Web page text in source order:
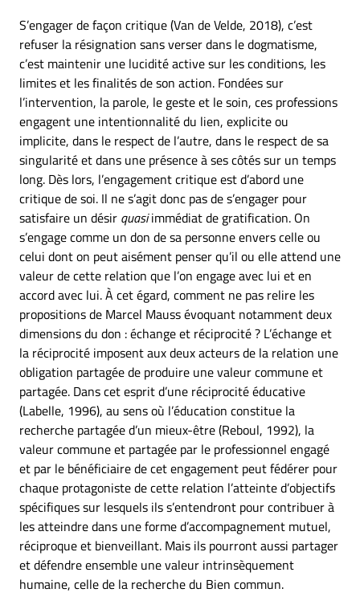
S’engager de façon critique (Van de Velde, 2018), c’est
refuser la résignation sans verser dans le dogmatisme,
c’est maintenir une lucidité active sur les conditions, les
limites et les finalités de son action. Fondées sur
l’intervention, la parole, le geste et le soin, ces professions
engagent une intentionnalité du lien, explicite ou
implicite, dans le respect de l’autre, dans le respect de sa
singularité et dans une présence à ses côtés sur un temps
long. Dès lors, l’engagement critique est d’abord une
critique de soi. Il ne s’agit donc pas de s’engager pour
satisfaire un désir quasiimmédiat de gratification. On
s’engage comme un don de sa personne envers celle ou
celui dont on peut aisément penser qu’il ou elle attend une
valeur de cette relation que l’on engage avec lui et en
accord avec lui. À cet égard, comment ne pas relire les
propositions de Marcel Mauss évoquant notamment deux
dimensions du don : échange et réciprocité ? L’échange et
la réciprocité imposent aux deux acteurs de la relation une
obligation partagée de produire une valeur commune et
partagée. Dans cet esprit d’une réciprocité éducative
(Labelle, 1996), au sens où l’éducation constitue la
recherche partagée d’un mieux-être (Reboul, 1992), la
valeur commune et partagée par le professionnel engagé
et par le bénéficiaire de cet engagement peut fédérer pour
chaque protagoniste de cette relation l’atteinte d’objectifs
spécifiques sur lesquels ils s’entendront pour contribuer à
les atteindre dans une forme d’accompagnement mutuel,
réciproque et bienveillant. Mais ils pourront aussi partager
et défendre ensemble une valeur intrinsèquement
humaine, celle de la recherche du Bien commun.